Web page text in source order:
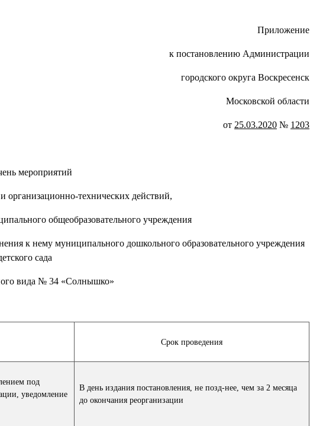
Приложение
к постановлению Администрации
городского округа Воскресенск
Московской области
от 25.03.2020 № 1203
мероприятий
технических действий,
общеобразовательного учреждения
к нему муниципального дошкольного образовательного учреждения
сада
вида № 34 «Солнышко»
Срок проведения
под
уведомление
В день издания постановления, не позд-нее, чем за 2 месяца
до окончания реорганизации